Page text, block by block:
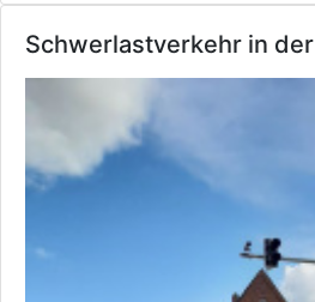
Schwerlastverkehr in